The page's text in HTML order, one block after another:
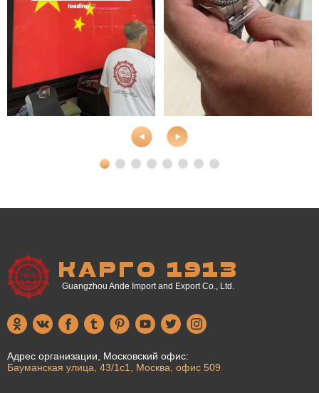
КАРГО 1913
Guangzhou Ande Import and Export Co., Ltd.
Адрес организации, Московский офис:
Бауманская улица, 43/1с1, Москва, офис 509